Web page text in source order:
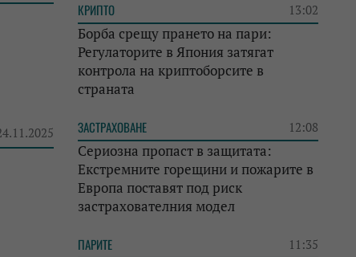
КРИПТО 13:02
Борба срещу прането на пари:
Регулаторите в Япония затягат
контрола на криптоборсите в
страната
ЗАСТРАХОВАНЕ 12:08
Сериозна пропаст в защитата:
Екстремните горещини и пожарите в
Европа поставят под риск
застрахователния модел
ПАРИТЕ 11:35